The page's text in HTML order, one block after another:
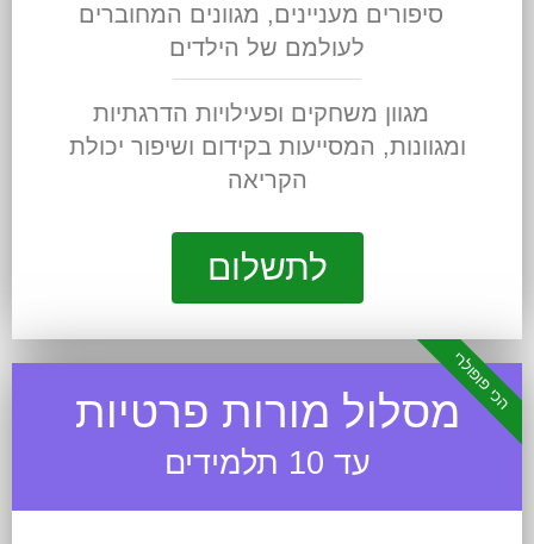
סיפורים מעניינים, מגוונים המחוברים
לעולמם של הילדים
מגוון משחקים ופעילויות הדרגתיות
ומגוונות, המסייעות בקידום ושיפור יכולת
הקריאה
לתשלום
הכי פופולרימסלול מורות פרטיות
עד 10 תלמידים